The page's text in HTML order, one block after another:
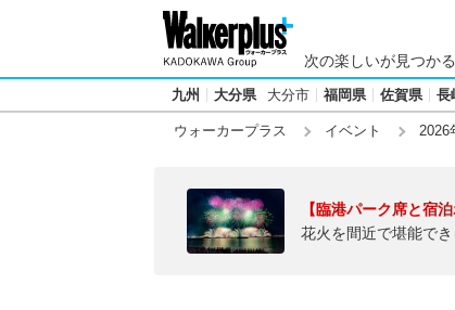
次の楽しいが見つかる
九州 大分県 大分市 福岡県 佐賀県 長
ウォーカープラス イベント 2026
【臨港パーク席と宿
花火を間近で堪能で